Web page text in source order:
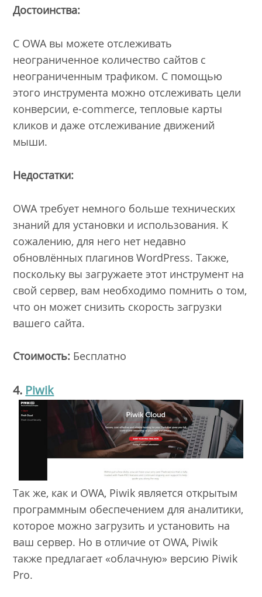
Достоинства:
С OWA вы можете отслеживать
неограниченное количество сайтов с
неограниченным трафиком. С помощью
этого инструмента можно отслеживать цели
конверсии, e-commerce, тепловые карты
кликов и даже отслеживание движений
мыши.
Недостатки:
OWA требует немного больше технических
знаний для установки и использования. К
сожалению, для него нет недавно
обновлённых плагинов WordPress. Также,
поскольку вы загружаете этот инструмент на
свой сервер, вам необходимо помнить о том,
что он может снизить скорость загрузки
вашего сайта.
Стоимость: Бесплатно
4. Piwik
Так же, как и OWA, Piwik является открытым
программным обеспечением для аналитики,
которое можно загрузить и установить на
ваш сервер. Но в отличие от OWA, Piwik
также предлагает «облачную» версию Piwik
Pro.